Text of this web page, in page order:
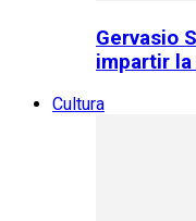
Gervasio
impartir
Cultura